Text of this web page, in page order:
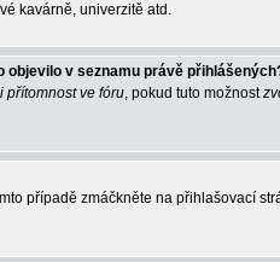
kavárně, univerzitě atd.
objevilo v seznamu právě
přítomnost ve fóru, pokud tuto možnost
případě zmáčkněte na přihlašovací